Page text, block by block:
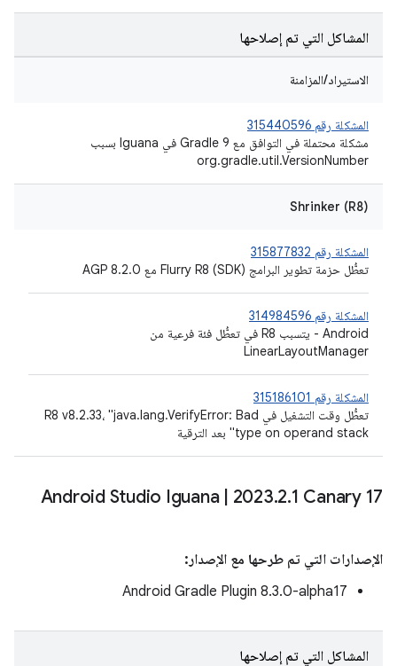
المشاكل التي تم إصلاحها
الاستيراد/المزامنة
المشكلة رقم 315440596
مشكلة محتملة في التوافق مع Gradle 9 في Iguana بسبب
org.gradle.util.VersionNumber
Shrinker (R8)
المشكلة رقم 315877832
تعطُّل حزمة تطوير البرامج (SDK) Flurry R8 مع AGP 8.2.0
المشكلة رقم 314984596
Android - يتسبب R8 في تعطُّل فئة فرعية من
LinearLayoutManager
المشكلة رقم 315186101
تعطُّل وقت التشغيل في R8 v8.2.33، "java.lang.VerifyError: Bad
type on operand stack" بعد الترقية
Android Studio Iguana 2023.2.1 Canary 17
الإصدارات التي تم طرحها مع الإصدار:
‫Android Gradle Plugin 8.3.0-alpha17
المشاكل التي تم إصلاحها